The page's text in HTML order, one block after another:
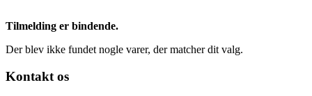
Tilmelding er bindende.
Der blev ikke fundet nogle varer, der matcher dit valg.
Kontakt os